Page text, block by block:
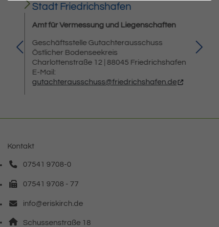
Jahr:
Stadt Friedrichshafen
Amt für Vermessung und Liegenschaften
Geschäftsstelle Gutachterausschuss
Östlicher Bodenseekreis
Charlottenstraße 12 | 88045 Friedrichshafen
E-Mail:
gutachterausschuss@friedrichshafen.de
Kontakt
07541 9708-0
Telefonnummer: 0 7 5 4 1 9 7 0 8 0
07541 9708 - 77
Faxnummer: 0 7 5 4 1 9 7 0 8 7 7
info@eriskirch.de
E-Mail Adresse: info@eriskirch.de
Adresse:
Schussenstraße 18